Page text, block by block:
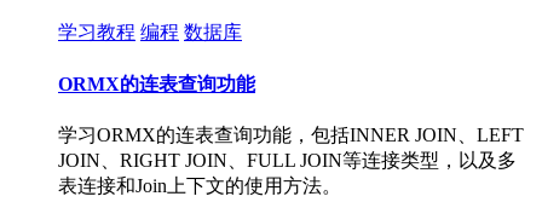
学习教程 编程 数据库
ORMX的连表查询功能
学习ORMX的连表查询功能，包括INNER JOIN、LEFT
JOIN、RIGHT JOIN、FULL JOIN等连接类型，以及多
表连接和Join上下文的使用方法。